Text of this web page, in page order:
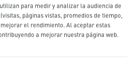
para medir y analizar la audiencia de
páginas vistas, promedios de tiempo,
el rendimiento. Al aceptar estas
a mejorar nuestra página web.